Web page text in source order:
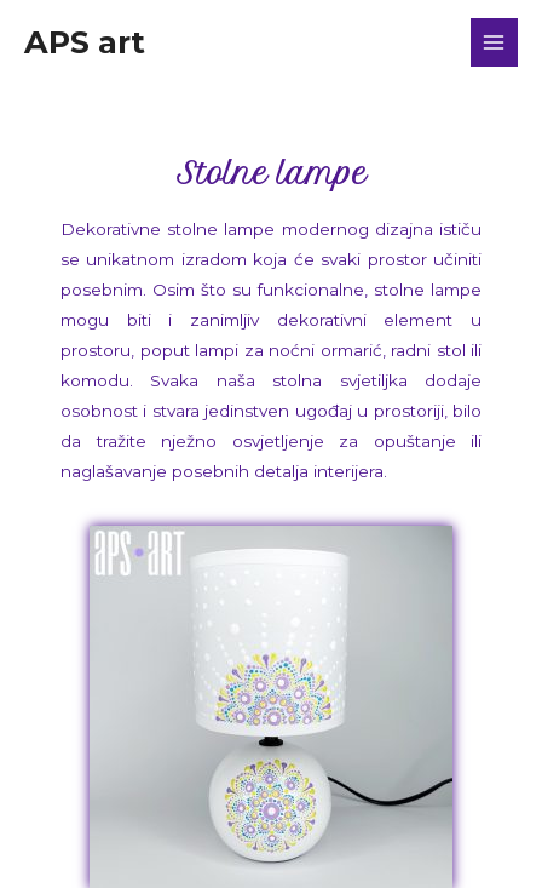
APS art
Stolne lampe
Dekorativne stolne lampe modernog dizajna ističu
se unikatnom izradom koja će svaki prostor učiniti
posebnim. Osim što su funkcionalne, stolne lampe
mogu biti i zanimljiv dekorativni element u
prostoru, poput lampi za noćni ormarić, radni stol ili
komodu. Svaka naša stolna svjetiljka dodaje
osobnost i stvara jedinstven ugođaj u prostoriji, bilo
da tražite nježno osvjetljenje za opuštanje ili
naglašavanje posebnih detalja interijera.